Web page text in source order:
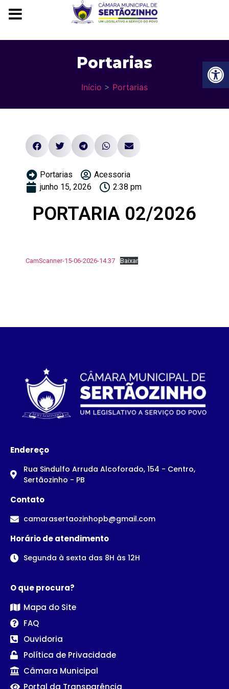
Portarias
Início > Portarias
Portarias
Acessoria
junho 15, 2026
2:38 pm
PORTARIA 02/2026
CamScanner-15-06-2026-14.37 Baixar
Endereço
Rua Sindulfo Arruda Alcoforado, 154 - Centro,
Sertãozinho - PB
Contato
camarasertaozinhopb@gmail.com
Horário de atendimento
Segunda à sexta das 8H às 12H
O que procura?
Mapa do Site
FAQ
Ouvidoria
Política de Privacidade
Câmara Municipal
Portal da Transparência